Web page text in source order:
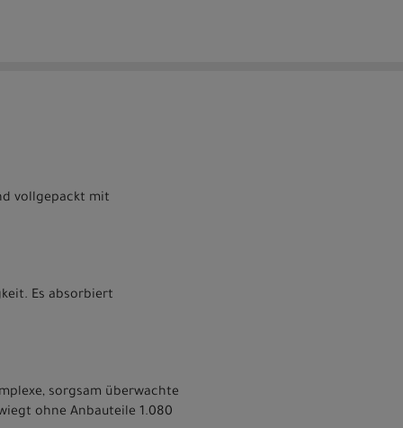
vollgepackt mit
Es absorbiert
sorgsam überwachte
ohne Anbauteile 1.080